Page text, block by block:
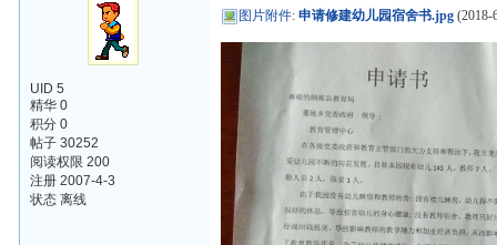
UID 5
精华 0
积分 0
帖子 30252
阅读权限 200
注册 2007-4-3
状态 离线
图片附件:申请修建幼儿园宿舍书.jpg (2018-